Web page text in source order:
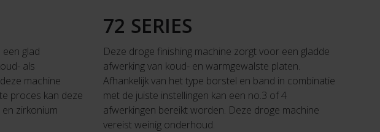
glad
als
machine
proces kan deze
zirkonium
72 SERIES
Deze droge finishing machine zorgt voor een gladde
afwerking van koud- en warmgewalste platen.
Afhankelijk van het type borstel en band in combinatie
met de juiste instellingen kan een no.3 of 4
afwerkingen bereikt worden. Deze droge machine
vereist weinig onderhoud.